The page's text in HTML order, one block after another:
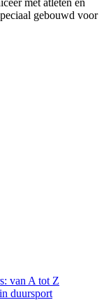
met atleten en
gebouwd voor
van A tot Z
duursport